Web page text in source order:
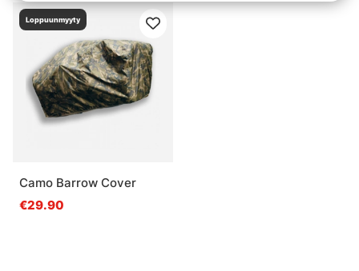
Loppuunmyyty
Camo Barrow Cover
€29.90